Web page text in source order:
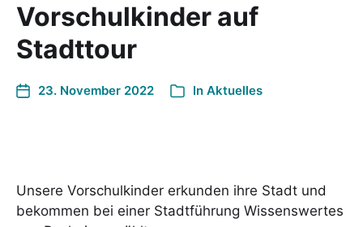
Vorschulkinder auf
Stadttour
23. November 2022 In Aktuelles
Unsere Vorschulkinder erkunden ihre Stadt und
bekommen bei einer Stadtführung Wissenswertes